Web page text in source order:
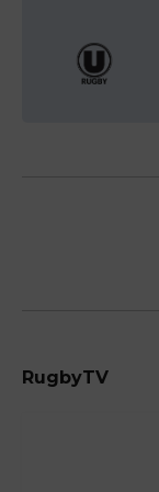
RugbyTV